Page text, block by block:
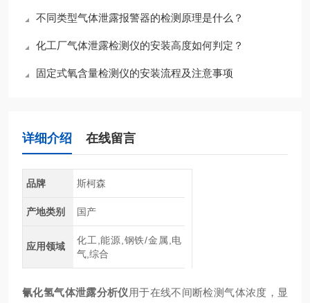
不同类型气体泄露报警器的检测原理是什么？
化工厂气体泄露检测仪的安装高度如何判定？
固定式氧含量检测仪的安装流程及注意事项
详细介绍 在线留言
品牌 斯柯森
产地类别 国产
应用领域
化工,能源,钢铁/金属,电
气,综合
氰化氢气体泄露分析仪 用于在线不间断检测气体浓度，显